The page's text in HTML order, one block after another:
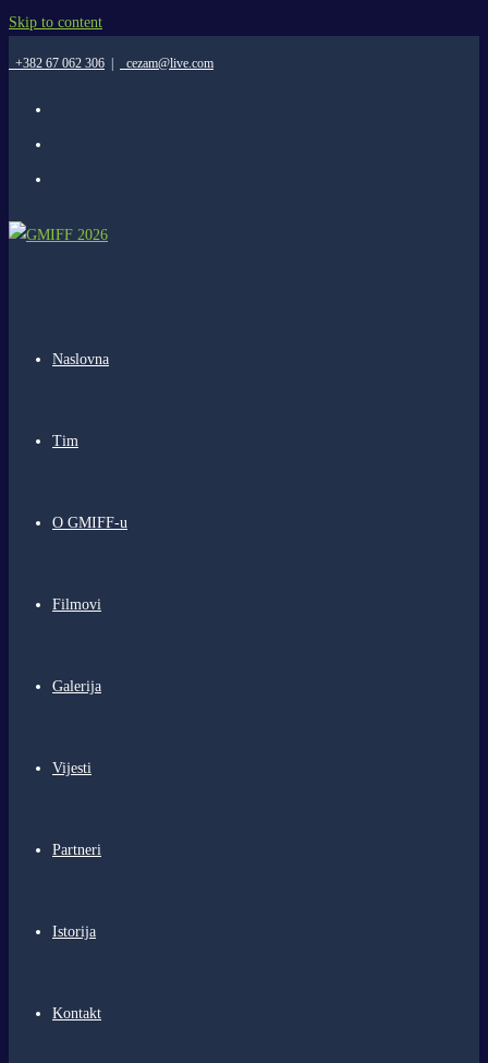
Skip to content
+382 67 062 306 cezam@live.com
Naslovna
Tim
O GMIFF-u
Filmovi
Galerija
Vijesti
Partneri
Istorija
Kontakt